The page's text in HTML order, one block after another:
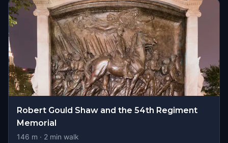
Robert Gould Shaw and the 54th Regiment
Memorial
146 m · 2 min walk